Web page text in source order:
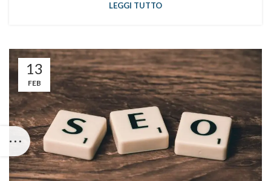
LEGGI TUTTO
13
FEB